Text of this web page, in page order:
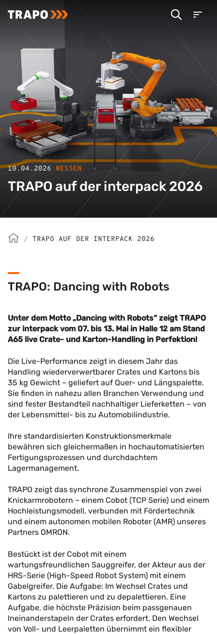
10.04.2026 MESSEN
TRAPO auf der interpack 2026
/ TRAPO AUF DER INTERPACK 2026
TRAPO: Dancing with Robots
Unter dem Motto „Dancing with Robots“ zeigt TRAPO
zur interpack vom 07. bis 13. Mai in Halle 12 am Stand
A65 live Crate- und Karton-Handling in Perfektion!
Die Live-Performance zeigt in diesem Jahr das
Handling wiederverwertbarer Crates und Kartons bis
35 kg Gewicht – geliefert auf Quer- und Längspalette.
Sie finden in nahezu allen Branchen Verwendung und
sind fester Bestandteil nachhaltiger Lieferketten – von
der Lebensmittel- bis zu Automobilindustrie.
Ihre standardisierten Konstruktionsmerkmale
bewähren sich gleichermaßen in hochautomatisierten
Fertigungsprozessen und durchdachtem
Lagermanagement.
TRAPO zeigt das synchrone Zusammenspiel von zwei
Knickarmrobotern – einem Cobot (TCP Serie) und einem
Hochleistungsmodell, verbunden mit Fördertechnik
und einem autonomen mobilen Roboter (AMR) unseres
Partners OMRON.
Bestückt ist der Cobot mit einem
wartungsfreundlichen Sauggreifer, der Akteur aus der
HRS-Serie (High-Speed Robot System) mit einem
Gabelgreifer. Die Aufgabe: Im Wechsel Crates und
Kartons zu palettieren und zu depalettieren. Eine
Aufgabe, die höchste Präzision beim passgenauen
Ineinanderstapeln der Crates erfordert. Den Wechsel
von Voll- und Leerpaletten übernimmt ein flexibler